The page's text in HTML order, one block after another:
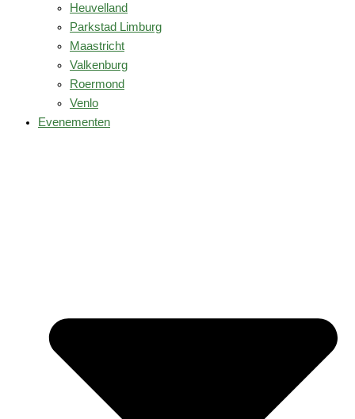
Heuvelland
Parkstad Limburg
Maastricht
Valkenburg
Roermond
Venlo
Evenementen